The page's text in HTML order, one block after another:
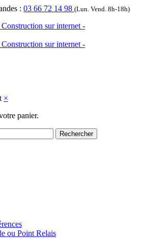
: 03 66 72 14 98 (Lun. Vend. 8h-18h)
×
panier.
Rechercher
ou Point Relais